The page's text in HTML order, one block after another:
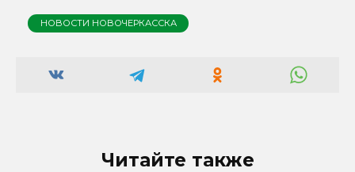
НОВОСТИ НОВОЧЕРКАССКА
Читайте также